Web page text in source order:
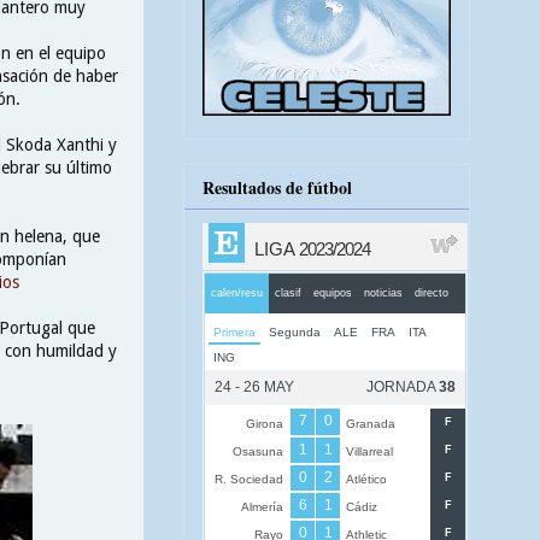
muy
en el equipo
de haber
Xanthi y
su último
helena, que
que
con humildad y
Resultados de fútbol